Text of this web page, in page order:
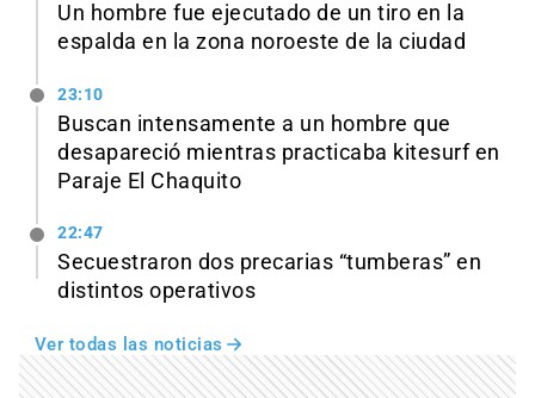
Un hombre fue ejecutado de un tiro en la
espalda en la zona noroeste de la ciudad
23:10
Buscan intensamente a un hombre que
desapareció mientras practicaba kitesurf en
Paraje El Chaquito
22:47
Secuestraron dos precarias “tumberas” en
distintos operativos
Ver todas las noticias